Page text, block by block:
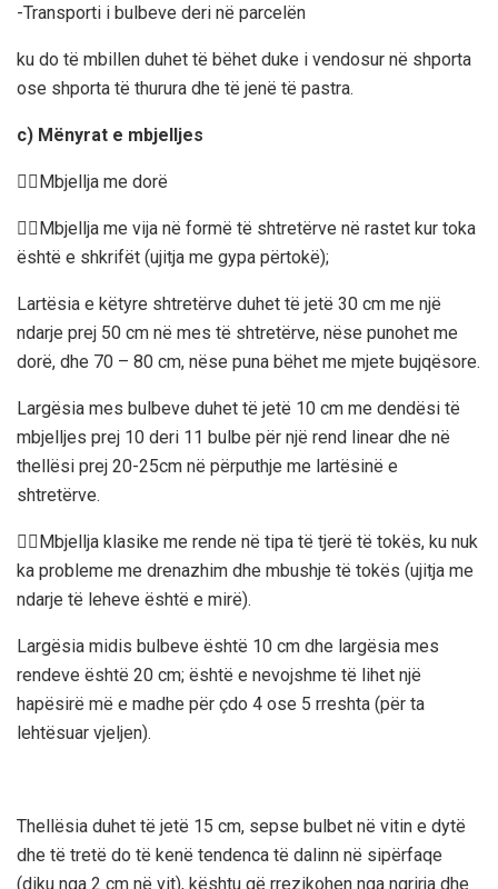
-Transporti i bulbeve deri në parcelën
ku do të mbillen duhet të bëhet duke i vendosur në shporta
ose shporta të thurura dhe të jenë të pastra.
c) Mënyrat e mbjelljes
Mbjellja me dorë
Mbjellja me vija në formë të shtretërve në rastet kur toka
është e shkrifët (ujitja me gypa përtokë);
Lartësia e këtyre shtretërve duhet të jetë 30 cm me një
ndarje prej 50 cm në mes të shtretërve, nëse punohet me
dorë, dhe 70 – 80 cm, nëse puna bëhet me mjete bujqësore.
Largësia mes bulbeve duhet të jetë 10 cm me dendësi të
mbjelljes prej 10 deri 11 bulbe për një rend linear dhe në
thellësi prej 20-25cm në përputhje me lartësinë e
shtretërve.
Mbjellja klasike me rende në tipa të tjerë të tokës, ku nuk
ka probleme me drenazhim dhe mbushje të tokës (ujitja me
ndarje të leheve është e mirë).
Largësia midis bulbeve është 10 cm dhe largësia mes
rendeve është 20 cm; është e nevojshme të lihet një
hapësirë më e madhe për çdo 4 ose 5 rreshta (për ta
lehtësuar vjeljen).
Thellësia duhet të jetë 15 cm, sepse bulbet në vitin e dytë
dhe të tretë do të kenë tendenca të dalinn në sipërfaqe
(diku nga 2 cm në vit), kështu që rrezikohen nga ngrirja dhe